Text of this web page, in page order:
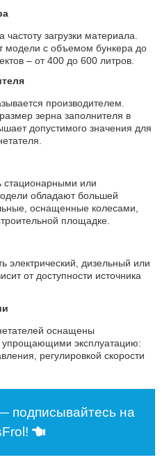
загрузки материала.
модели с объемом бункера до
– от 400 до 600 литров.
производителем.
зерна заполнителя в
допустимого значения для
стационарными или
обладают большей
оснащенные колесами,
площадке.
электрический, дизельный или
от доступности источника
оснащены
эксплуатацию:
регулировкой скорости
подписывайтесь на